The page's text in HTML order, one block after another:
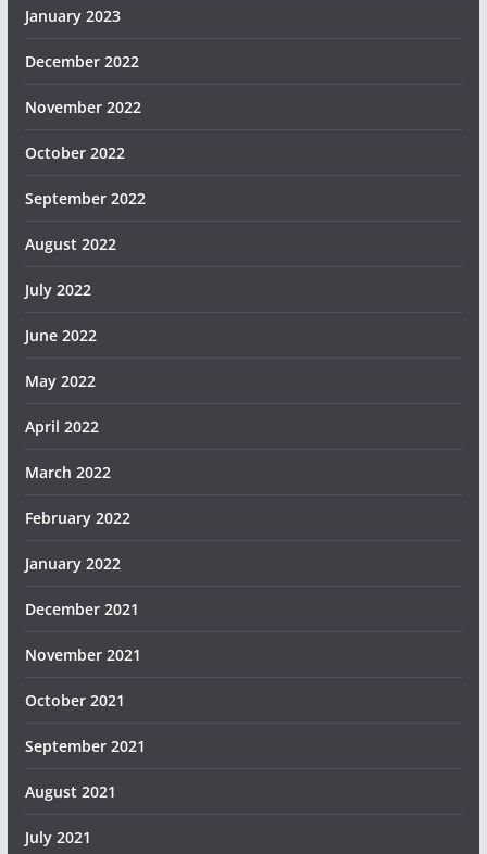
January 2023
December 2022
November 2022
October 2022
September 2022
August 2022
July 2022
June 2022
May 2022
April 2022
March 2022
February 2022
January 2022
December 2021
November 2021
October 2021
September 2021
August 2021
July 2021